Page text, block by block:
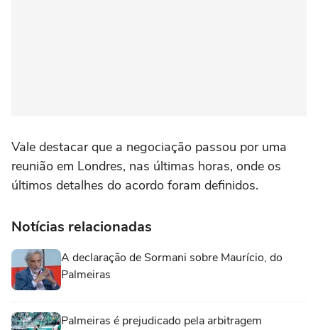
Vale destacar que a negociação passou por uma
reunião em Londres, nas últimas horas, onde os
últimos detalhes do acordo foram definidos.
Notícias relacionadas
A declaração de Sormani sobre Maurício, do
Palmeiras
Palmeiras é prejudicado pela arbitragem